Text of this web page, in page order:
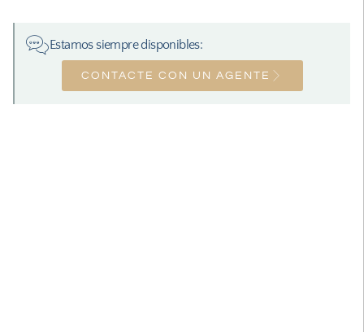
Estamos siempre disponibles:
CONTACTE CON UN AGENTE